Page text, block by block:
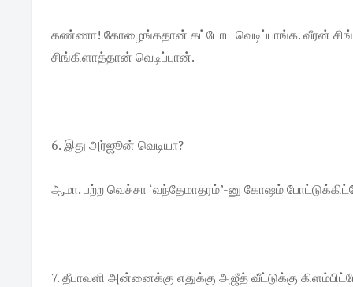
கண்ணா! கோழைங்கதான் கட்டோட வெடிப்பாங்க. வீரன்
சிங்கிளாத்தான் வெடிப்பான்.
6. இது அர்ஜூன் வெடியா?
ஆமா. பற்ற வெச்சா ‘வந்தேமாதரம்’-னு கோஷம்
7. தீபாவளி அன்னைக்கு எதுக்கு அஜீத் வீட்டுக்கு